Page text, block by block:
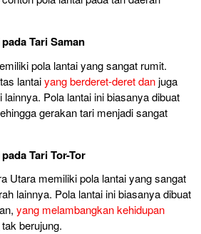
Tari Saman
pola lantai yang sangat rumit.
lantaiyang berderet-deret danjuga
Pola lantai ini biasanya dibuat
gerakan tari menjadi sangat
Tari Tor-Tor
Utara memiliki pola lantai yang sangat
lainnya. Pola lantai ini biasanya dibuat
yang melambangkan kehidupan
berujung.